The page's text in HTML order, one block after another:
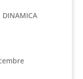
DINAMICA